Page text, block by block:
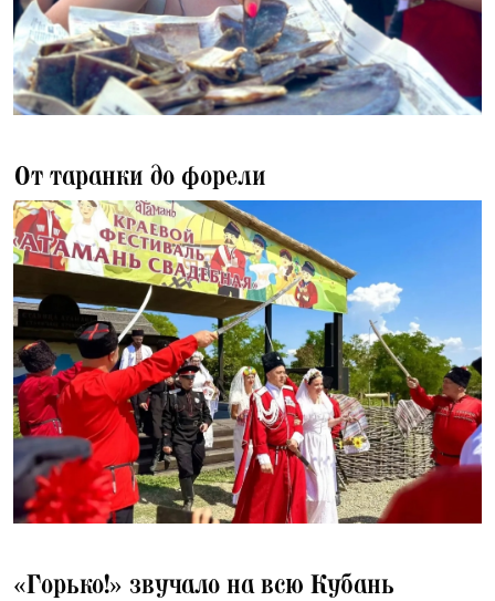
От таранки до форели
«Горько!» звучало на всю Кубань